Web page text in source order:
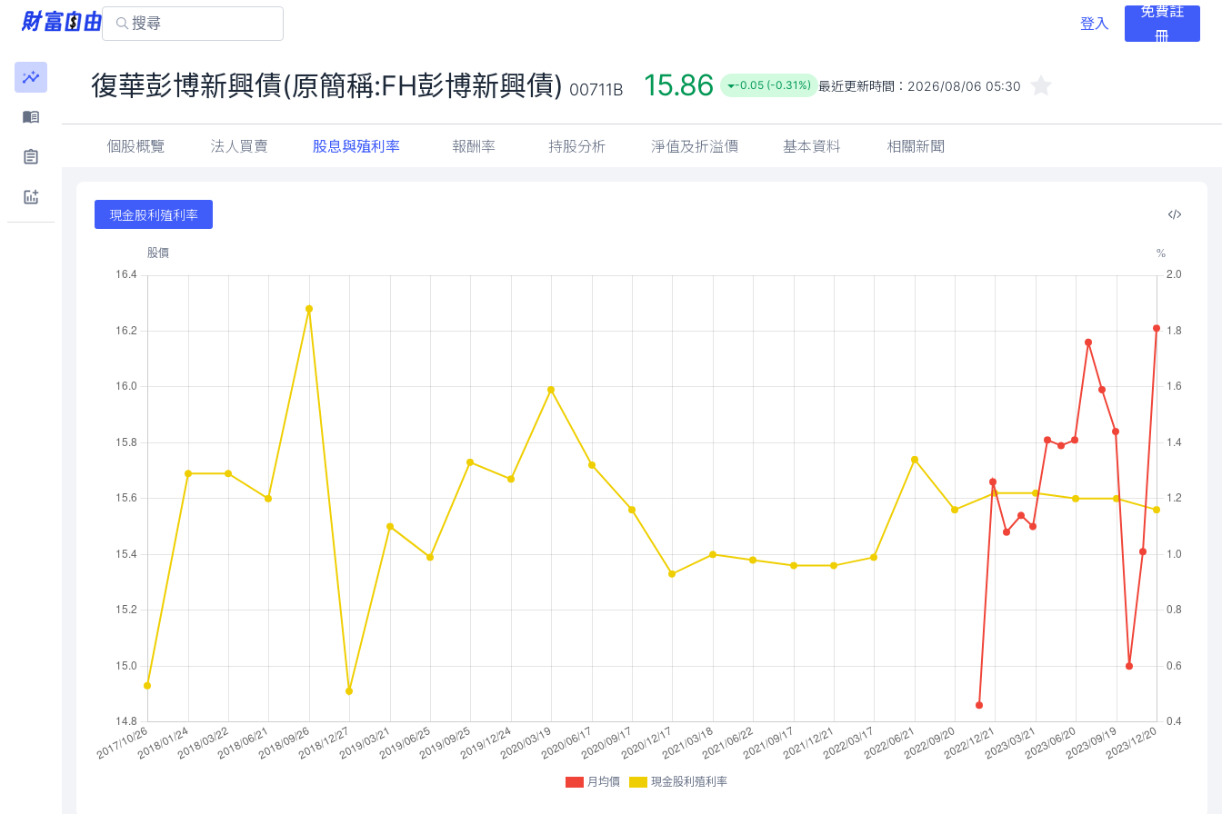
登入
免費註
冊
復華彭博新興債(原簡稱:FH彭博新興債) 00711B 15.86 -0.05 (-0.31%) 最近更新時間： 2026/08/06 05:30
個股概覽 法人買賣 股息與殖利率 報酬率 持股分析 淨值及折溢價 基本資料 相關新聞
現金股利殖利率
月均價 現金股利殖利率